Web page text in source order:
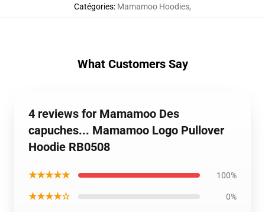
Catégories: Mamamoo Hoodies,
What Customers Say
4 reviews for Mamamoo Des
capuches... Mamamoo Logo Pullover
Hoodie RB0508
★★★★★ 100%
★★★★☆ 0%